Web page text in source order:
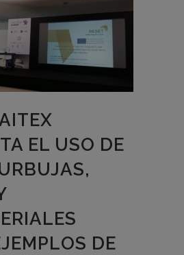
EL USO DE
DE